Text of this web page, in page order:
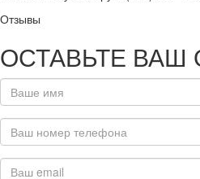
Отзывы
ОСТАВЬТЕ ВАШ